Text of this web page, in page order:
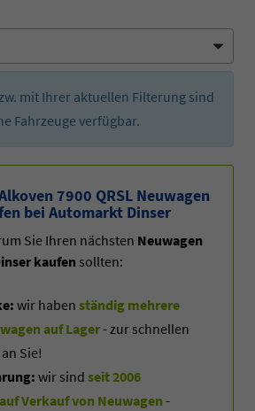
mit Ihrer aktuellen Filterung sind
Fahrzeuge verfügbar.
7900 QRSL Neuwagen
bei Automarkt Dinser
Sie Ihren nächsten Neuwagen
kaufen sollten:
wir haben ständig mehrere
auf Lager- zur schnellen
Sie!
wir sind seit 2006
Verkauf von Neuwagen -